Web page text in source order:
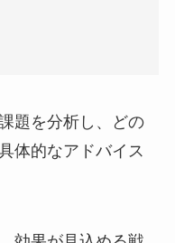
題を分析し、どの
体的なアドバイス